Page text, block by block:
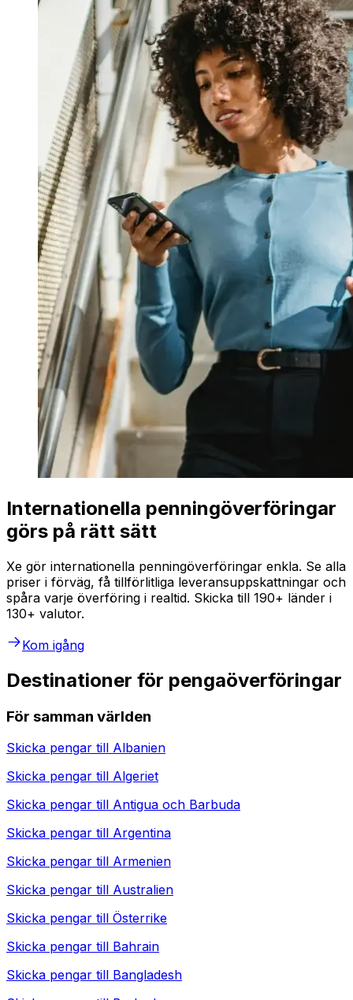
Internationella penningöverföringar
görs på rätt sätt
Xe gör internationella penningöverföringar enkla. Se alla
priser i förväg, få tillförlitliga leveransuppskattningar och
spåra varje överföring i realtid. Skicka till 190+ länder i
130+ valutor.
Kom igång
Destinationer för pengaöverföringar
För samman världen
Skicka pengar till Albanien
Skicka pengar till Algeriet
Skicka pengar till Antigua och Barbuda
Skicka pengar till Argentina
Skicka pengar till Armenien
Skicka pengar till Australien
Skicka pengar till Österrike
Skicka pengar till Bahrain
Skicka pengar till Bangladesh